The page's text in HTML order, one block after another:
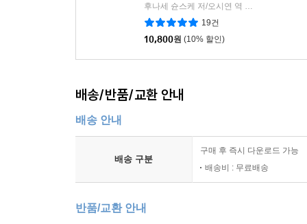
후나세 슌스케 저/오시연 역 |
19건
10,800원 (10% 할인)
배송/반품/교환 안내
배송 안내
배송 구분
구매 후 즉시 다운로드 가능
배송비 : 무료배송
반품/교환 안내